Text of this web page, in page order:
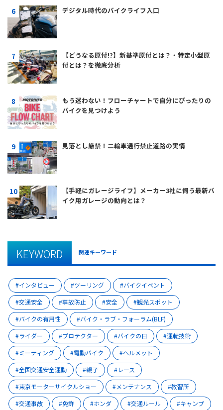
デジタル時代のバイクライフ入口
【どうなる原付!?】新基準原付とは？・特定小型原
付とは？を徹底分析
もう迷わない！フローチャートで自分にぴったりの
バイクを見つけよう
見落とし厳禁！二輪車通行禁止道路の実情
【手軽にガレージライフ】メーカー3社に伺う最新バ
イク用ガレージの動向とは？
KEYWORD 関連キーワード
インタビュー ツーリング
バイクイベント
交通安全
事故防止 安全
観光スポット
バイクの有用性
バイク・ラブ・フォーラム(BLF)
ライダー
プロテクター バイクの日
運転技術
ミーティング
電動バイク
ヘルメット
全国交通安全運動
親子
レース
東京モーターサイクルショー
メンテナンス
教習所
交通事故
免許 ホンダ 交通ルール
キャンプ